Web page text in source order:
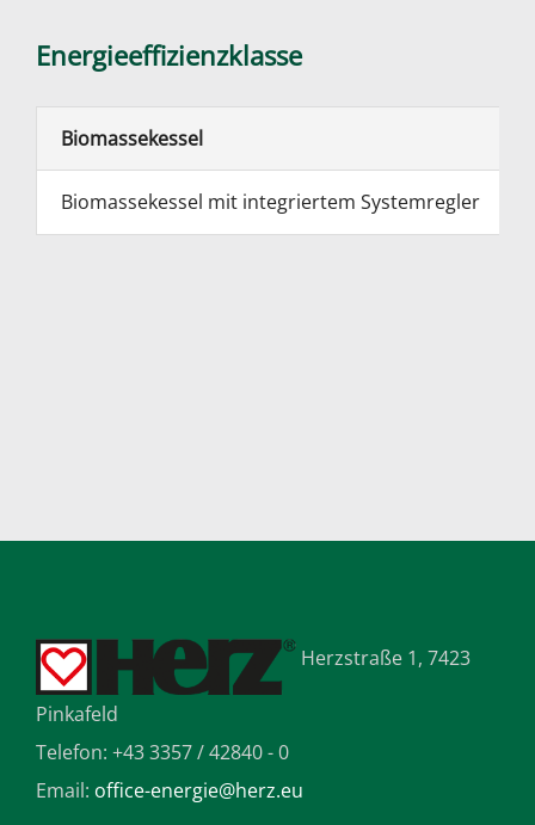
Energieeffizienzklasse
Biomassekessel
Biomassekessel mit integriertem Systemregler
Herzstraße 1, 7423
Pinkafeld
Telefon: +43 3357 / 42840 - 0
Email: office-energie@herz.eu